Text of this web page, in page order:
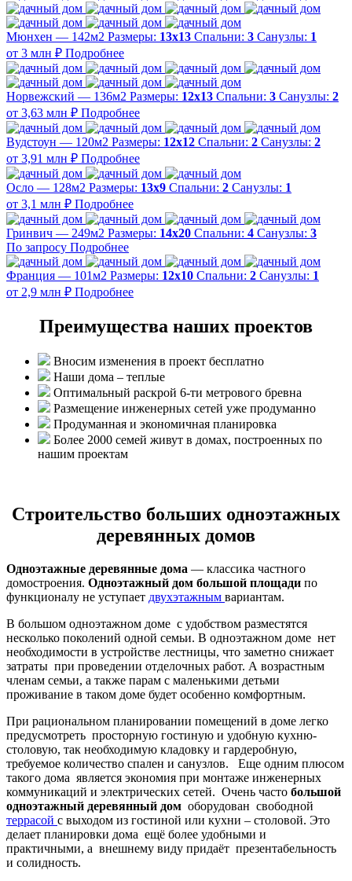
Мюнхен — 142м2 Размеры: 13х13 Спальни: 3 Санузлы: 1
от 3 млн ₽ Подробнее
Норвежский — 136м2 Размеры: 12х13 Спальни: 3 Санузлы: 2
от 3,63 млн ₽ Подробнее
Вудстоун — 120м2 Размеры: 12х12 Спальни: 2 Санузлы: 2
от 3,91 млн ₽ Подробнее
Осло — 128м2 Размеры: 13х9 Спальни: 2 Санузлы: 1
от 3,1 млн ₽ Подробнее
Гринвич — 249м2 Размеры: 14х20 Спальни: 4 Санузлы: 3
По запросу Подробнее
Франция — 101м2 Размеры: 12х10 Спальни: 2 Санузлы: 1
от 2,9 млн ₽ Подробнее
Преимущества наших проектов
Вносим изменения в проект бесплатно
Наши дома – теплые
Оптимальный раскрой 6-ти метрового бревна
Размещение инженерных сетей уже продуманно
Продуманная и экономичная планировка
Более 2000 семей живут в домах, построенных по
нашим проектам
Строительство больших одноэтажных
деревянных домов
Одноэтажные деревянные дома — классика частного
домостроения. Одноэтажный дом большой площади по
функционалу не уступает двухэтажным вариантам.
В большом одноэтажном доме с удобством разместятся
несколько поколений одной семьи. В одноэтажном доме нет
необходимости в устройстве лестницы, что заметно снижает
затраты при проведении отделочных работ. А возрастным
членам семьи, а также парам с маленькими детьми
проживание в таком доме будет особенно комфортным.
При рациональном планировании помещений в доме легко
предусмотреть просторную гостиную и удобную кухню-
столовую, так необходимую кладовку и гардеробную,
требуемое количество спален и санузлов. Еще одним плюсом
такого дома является экономия при монтаже инженерных
коммуникаций и электрических сетей. Очень часто большой
одноэтажный деревянный дом оборудован свободной
террасой с выходом из гостиной или кухни – столовой. Это
делает планировки дома ещё более удобными и
практичными, а внешнему виду придаёт презентабельность
и солидность.